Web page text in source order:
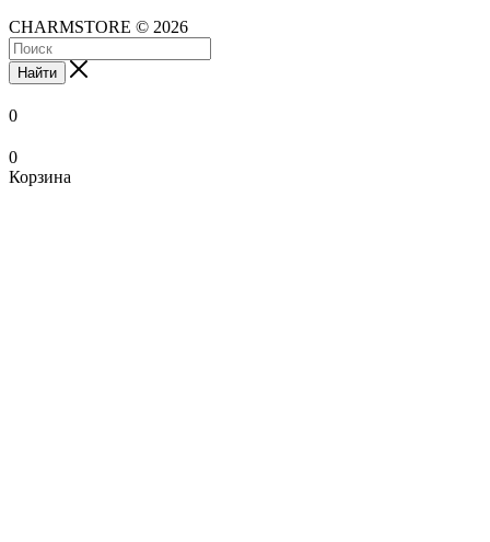
CHARMSTORE © 2026
Найти
0
0
Корзина